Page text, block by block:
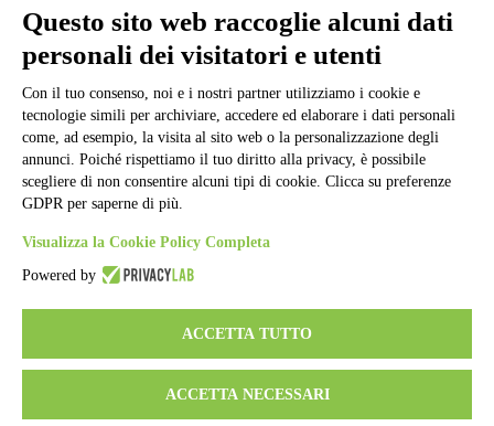
Ufficio Relazioni con il Pubblico
Dichiarazione di accessibilità
Obiettivi di accessibilità
Gestione consensi cookie
Amministrazione trasparente
Pagina visualizzata
1290 volte
Sezione Copyright
Copyright 2026 | Engineered and powered by Gruppo Spaggiari
Parma S.p.A. | Divisione Publishing & New Social Media
Questo sito web raccoglie alcuni dati
personali dei visitatori e utenti
Con il tuo consenso, noi e i nostri partner utilizziamo i cookie e
tecnologie simili per archiviare, accedere ed elaborare i dati personali
come, ad esempio, la visita al sito web o la personalizzazione degli
annunci. Poiché rispettiamo il tuo diritto alla privacy, è possibile
scegliere di non consentire alcuni tipi di cookie. Clicca su preferenze
GDPR per saperne di più.
Visualizza la Cookie Policy Completa
Powered by
ACCETTA TUTTO
ACCETTA NECESSARI